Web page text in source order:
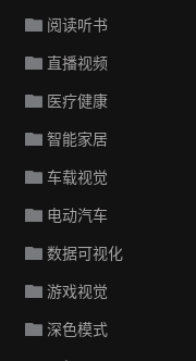
阅读听书
直播视频
医疗健康
智能家居
车载视觉
电动汽车
数据可视化
游戏视觉
深色模式